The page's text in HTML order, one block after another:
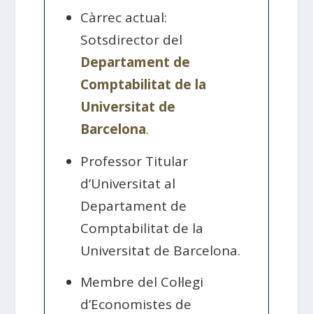
Càrrec actual:
Sotsdirector del
Departament de
Comptabilitat de la
Universitat de
Barcelona.
Professor Titular
d’Universitat al
Departament de
Comptabilitat de la
Universitat de Barcelona.
Membre del Col·legi
d’Economistes de